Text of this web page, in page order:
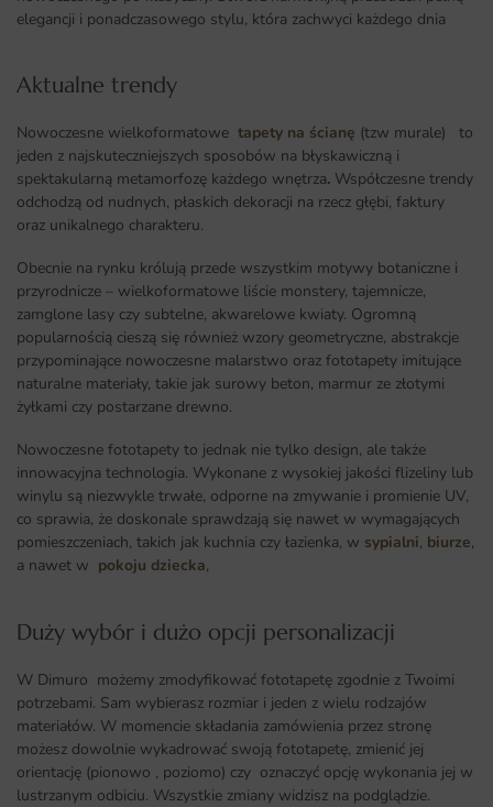
elegancji i ponadczasowego stylu, która zachwyci każdego dnia
Aktualne trendy​
Nowoczesne wielkoformatowe tapety na ścianę (tzw murale) to
jeden z najskuteczniejszych sposobów na błyskawiczną i
spektakularną metamorfozę każdego wnętrza. Współczesne trendy
odchodzą od nudnych, płaskich dekoracji na rzecz głębi, faktury
oraz unikalnego charakteru.
Obecnie na rynku królują przede wszystkim motywy botaniczne i
przyrodnicze – wielkoformatowe liście monstery, tajemnicze,
zamglone lasy czy subtelne, akwarelowe kwiaty. Ogromną
popularnością cieszą się również wzory geometryczne, abstrakcje
przypominające nowoczesne malarstwo oraz fototapety imitujące
naturalne materiały, takie jak surowy beton, marmur ze złotymi
żyłkami czy postarzane drewno.
Nowoczesne fototapety to jednak nie tylko design, ale także
innowacyjna technologia. Wykonane z wysokiej jakości flizeliny lub
winylu są niezwykle trwałe, odporne na zmywanie i promienie UV,
co sprawia, że doskonale sprawdzają się nawet w wymagających
pomieszczeniach, takich jak kuchnia czy łazienka, w sypialni, biurze,
a nawet w pokoju dziecka,
Duży wybór i dużo opcji personalizacji ​
W Dimuro możemy zmodyfikować fototapetę zgodnie z Twoimi
potrzebami. Sam wybierasz rozmiar i jeden z wielu rodzajów
materiałów. W momencie składania zamówienia przez stronę
możesz dowolnie wykadrować swoją fototapetę, zmienić jej
orientację (pionowo , poziomo) czy oznaczyć opcję wykonania jej w
lustrzanym odbiciu. Wszystkie zmiany widzisz na podglądzie.